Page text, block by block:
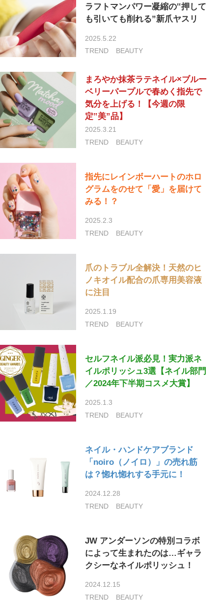
ラフトマンパワー凝縮の‟押して
も引いても削れる”新爪ヤスリ
2025.5.22
TREND
BEAUTY
まろやか抹茶ラテネイル×ブルー
ベリーパープルで春めく指先で
気分を上げる！【今週の限
定‟美”品】
2025.3.21
TREND
BEAUTY
指先にレインボーハートのホロ
グラムをのせて「愛」を届けて
みる！？
2025.2.3
TREND
BEAUTY
爪のトラブル全解決！天然のヒ
ノキオイル配合の爪専用美容液
に注目
2025.1.19
TREND
BEAUTY
セルフネイル派必見！実力派ネ
イルポリッシュ3選【ネイル部門
／2024年下半期コスメ大賞】
2025.1.3
TREND
BEAUTY
ネイル・ハンドケアブランド
「noiro（ノイロ）」の売れ筋
は？惚れ惚れする手元に！
2024.12.28
TREND
BEAUTY
JW アンダーソンの特別コラボ
によって生まれたのは…ギャラ
クシーなネイルポリッシュ！
2024.12.15
TREND
BEAUTY